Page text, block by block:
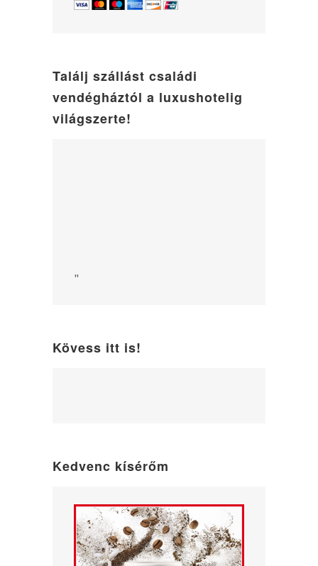
Találj szállást családi
vendégháztól a luxushotelig
világszerte!
"
Kövess itt is!
Kedvenc kísérőm